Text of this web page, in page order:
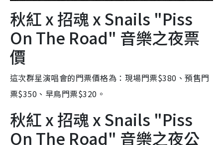
秋紅 x 招魂 x Snails "Piss
On The Road" 音樂之夜票
價
這次群星演唱會的門票價格為：現場門票$380、預售門
票$350、早鳥門票$320。
秋紅 x 招魂 x Snails "Piss
On The Road" 音樂之夜公